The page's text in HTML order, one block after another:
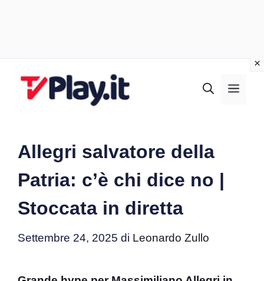
Allegri salvatore della
Patria: c’è chi dice no |
Stoccata in diretta
Settembre 24, 2025 di Leonardo Zullo